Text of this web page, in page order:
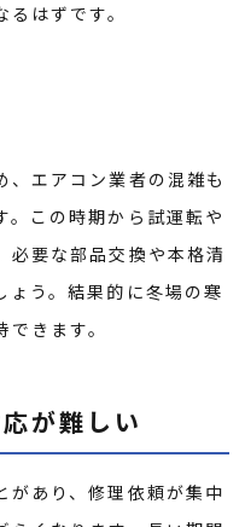
はずです。
、エアコン業者の混雑も
。この時期から試運転や
必要な部品交換や本格清
ょう。結果的に冬場の寒
きます。
が難しい
があり、修理依頼が集中